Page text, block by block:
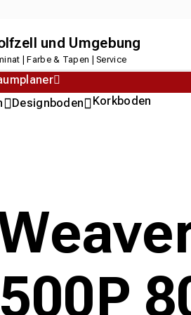
und Umgebung
| Farbe & Tapen | Service
Designboden Korkboden